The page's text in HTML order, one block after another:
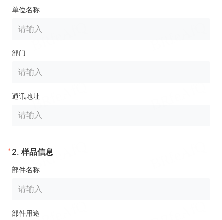
单位名称
部门
通讯地址
* 2. 样品信息
部件名称
部件用途